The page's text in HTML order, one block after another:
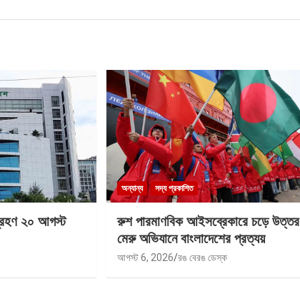
গ্রহণ ২০ আগস্ট
অন্যান্য সদ্য প্রকাশিত
রুশ পারমাণবিক আইসব্রেকারে চড়ে উত্তর
মেরু অভিযানে বাংলাদেশের প্রত্যয়
আগস্ট 6, 2026 রঙ বেরঙ ডেস্ক